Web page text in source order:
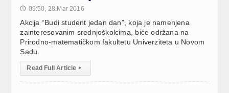
🕔 09:50, 28.Mar 2016
Akcija “Budi student jedan dan”, koja je namenjena
zainteresovanim srednjoškolcima, biće održana na
Prirodno-matematičkom fakultetu Univerziteta u Novom
Sadu.
Read Full Article ▸